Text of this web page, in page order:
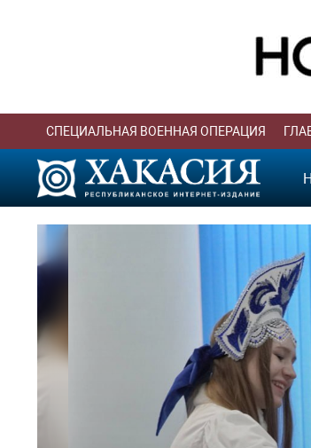
СПЕЦИАЛЬНАЯ ВОЕННАЯ ОПЕРАЦИЯ